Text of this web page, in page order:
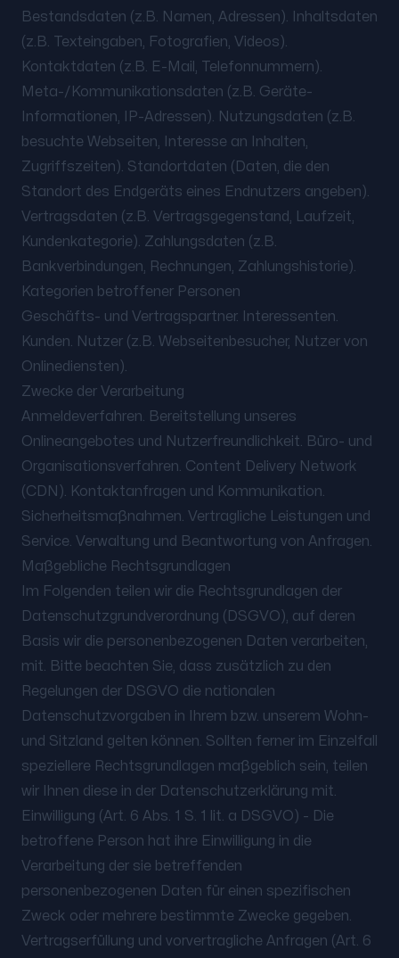
Bestandsdaten (z.B. Namen, Adressen). Inhaltsdaten
(z.B. Texteingaben, Fotografien, Videos).
Kontaktdaten (z.B. E-Mail, Telefonnummern).
Meta-/Kommunikationsdaten (z.B. Geräte-
Informationen, IP-Adressen). Nutzungsdaten (z.B.
besuchte Webseiten, Interesse an Inhalten,
Zugriffszeiten). Standortdaten (Daten, die den
Standort des Endgeräts eines Endnutzers angeben).
Vertragsdaten (z.B. Vertragsgegenstand, Laufzeit,
Kundenkategorie). Zahlungsdaten (z.B.
Bankverbindungen, Rechnungen, Zahlungshistorie).
Kategorien betroffener Personen
Geschäfts- und Vertragspartner. Interessenten.
Kunden. Nutzer (z.B. Webseitenbesucher, Nutzer von
Onlinediensten).
Zwecke der Verarbeitung
Anmeldeverfahren. Bereitstellung unseres
Onlineangebotes und Nutzerfreundlichkeit. Büro- und
Organisationsverfahren. Content Delivery Network
(CDN). Kontaktanfragen und Kommunikation.
Sicherheitsmaßnahmen. Vertragliche Leistungen und
Service. Verwaltung und Beantwortung von Anfragen.
Maßgebliche Rechtsgrundlagen
Im Folgenden teilen wir die Rechtsgrundlagen der
Datenschutzgrundverordnung (DSGVO), auf deren
Basis wir die personenbezogenen Daten verarbeiten,
mit. Bitte beachten Sie, dass zusätzlich zu den
Regelungen der DSGVO die nationalen
Datenschutzvorgaben in Ihrem bzw. unserem Wohn-
und Sitzland gelten können. Sollten ferner im Einzelfall
speziellere Rechtsgrundlagen maßgeblich sein, teilen
wir Ihnen diese in der Datenschutzerklärung mit.
Einwilligung (Art. 6 Abs. 1 S. 1 lit. a DSGVO) - Die
betroffene Person hat ihre Einwilligung in die
Verarbeitung der sie betreffenden
personenbezogenen Daten für einen spezifischen
Zweck oder mehrere bestimmte Zwecke gegeben.
Vertragserfüllung und vorvertragliche Anfragen (Art. 6